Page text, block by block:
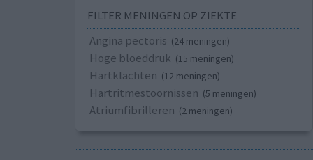
FILTER MENINGEN OP ZIEKTE
Angina pectoris (24 meningen)
Hoge bloeddruk (15 meningen)
Hartklachten (12 meningen)
Hartritmestoornissen (5 meningen)
Atriumfibrilleren (2 meningen)